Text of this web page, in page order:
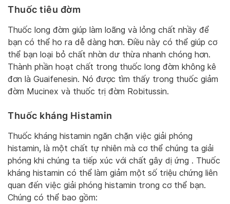
Thuốc tiêu đờm
Thuốc long đờm giúp làm loãng và lỏng chất nhầy để
bạn có thể ho ra dễ dàng hơn. Điều này có thể giúp cơ
thể bạn loại bỏ chất nhờn dư thừa nhanh chóng hơn.
Thành phần hoạt chất trong thuốc long đờm không kê
đơn là Guaifenesin. Nó được tìm thấy trong thuốc giảm
đờm Mucinex và thuốc trị đờm Robitussin.
Thuốc kháng Histamin
Thuốc kháng histamin ngăn chặn việc giải phóng
histamin, là một chất tự nhiên mà cơ thể chúng ta giải
phóng khi chúng ta tiếp xúc với chất gây dị ứng . Thuốc
kháng histamin có thể làm giảm một số triệu chứng liên
quan đến việc giải phóng histamin trong cơ thể bạn.
Chúng có thể bao gồm: